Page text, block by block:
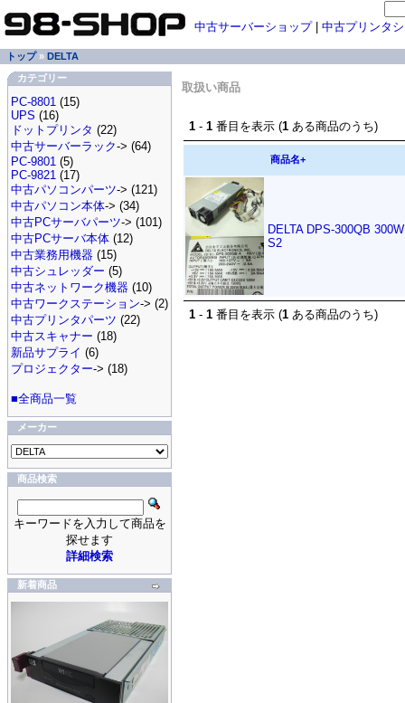
中古サーバーショップ| 中古プリンタ
トップ» DELTA
カテゴリー
PC-8801 (15)
UPS (16)
ドットプリンタ (22)
中古サーバーラック-> (64)
PC-9801 (5)
PC-9821 (17)
中古パソコンパーツ-> (121)
中古パソコン本体-> (34)
中古PCサーバパーツ-> (101)
中古PCサーバ本体 (12)
中古業務用機器 (15)
中古シュレッダー (5)
中古ネットワーク機器 (10)
中古ワークステーション-> (2)
中古プリンタパーツ (22)
中古スキャナー (18)
新品サプライ (6)
プロジェクター-> (18)
■全商品一覧
メーカー
商品検索
キーワードを入力して商品を
探せます
詳細検索
新着商品
取扱い商品
1 - 1 番目を表示 (1 ある商品のうち)
商品名+
DELTA DPS-300QB
S2
1 - 1 番目を表示 (1 ある商品のうち)